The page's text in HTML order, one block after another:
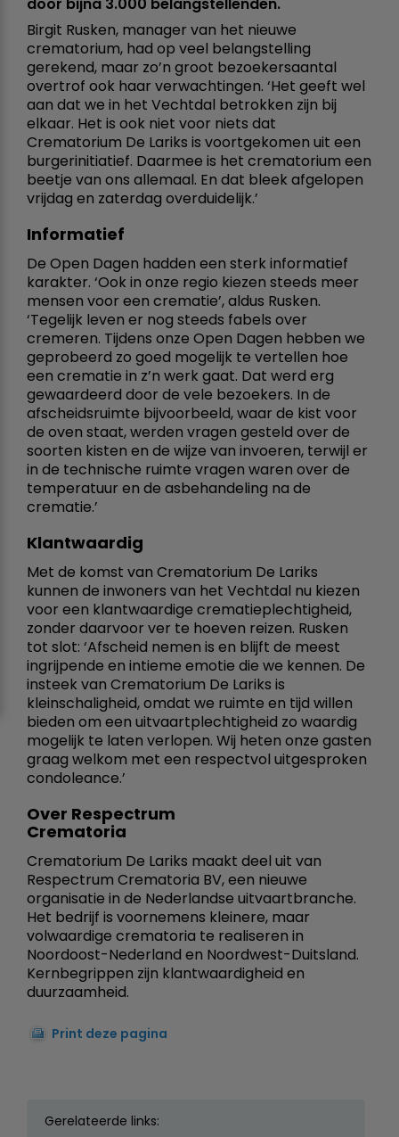
Birgit Rusken, manager van het nieuwe
crematorium, had op veel belangstelling
gerekend, maar zo’n groot bezoekersaantal
overtrof ook haar verwachtingen. ‘Het geeft wel
aan dat we in het Vechtdal betrokken zijn bij
elkaar. Het is ook niet voor niets dat
Crematorium De Lariks is voortgekomen uit een
burgerinitiatief. Daarmee is het crematorium een
beetje van ons allemaal. En dat bleek afgelopen
vrijdag en zaterdag overduidelijk.’
Informatief
De Open Dagen hadden een sterk informatief
karakter. ‘Ook in onze regio kiezen steeds meer
mensen voor een crematie’, aldus Rusken.
‘Tegelijk leven er nog steeds fabels over
cremeren. Tijdens onze Open Dagen hebben we
geprobeerd zo goed mogelijk te vertellen hoe
een crematie in z’n werk gaat. Dat werd erg
gewaardeerd door de vele bezoekers. In de
afscheidsruimte bijvoorbeeld, waar de kist voor
de oven staat, werden vragen gesteld over de
soorten kisten en de wijze van invoeren, terwijl er
in de technische ruimte vragen waren over de
temperatuur en de asbehandeling na de
crematie.’
Klantwaardig
Met de komst van Crematorium De Lariks
kunnen de inwoners van het Vechtdal nu kiezen
voor een klantwaardige crematieplechtigheid,
zonder daarvoor ver te hoeven reizen. Rusken
tot slot: ‘Afscheid nemen is en blijft de meest
ingrijpende en intieme emotie die we kennen. De
insteek van Crematorium De Lariks is
kleinschaligheid, omdat we ruimte en tijd willen
bieden om een uitvaartplechtigheid zo waardig
mogelijk te laten verlopen. Wij heten onze gasten
graag welkom met een respectvol uitgesproken
condoleance.’
Over Respectrum
Crematoria
Crematorium De Lariks maakt deel uit van
Respectrum Crematoria BV, een nieuwe
organisatie in de Nederlandse uitvaartbranche.
Het bedrijf is voornemens kleinere, maar
volwaardige crematoria te realiseren in
Noordoost-Nederland en Noordwest-Duitsland.
Kernbegrippen zijn klantwaardigheid en
duurzaamheid.
Print deze pagina
Gerelateerde links: